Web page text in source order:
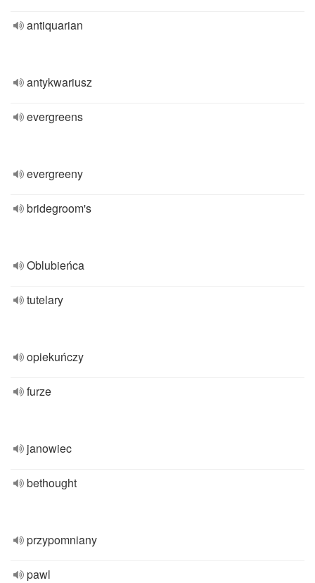
antiquarian
antykwariusz
evergreens
evergreeny
bridegroom's
Oblubieńca
tutelary
opiekuńczy
furze
janowiec
bethought
przypomniany
pawl